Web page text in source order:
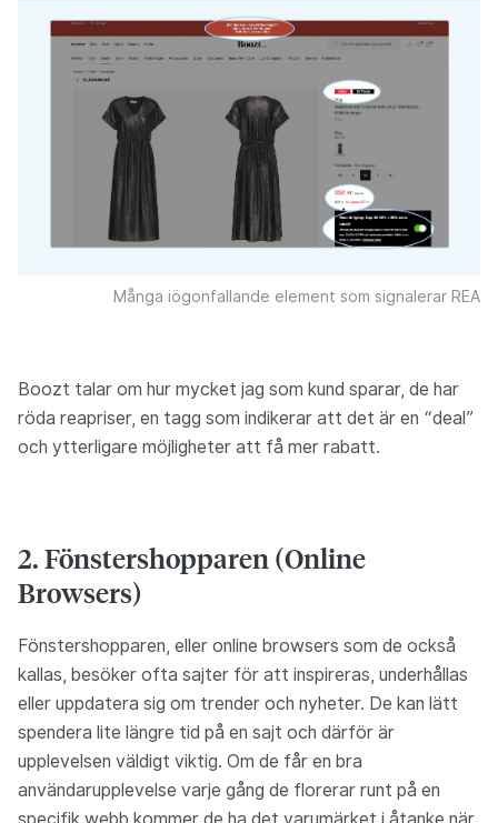
Många iögonfallande element som signalerar REA
Boozt talar om hur mycket jag som kund sparar, de har
röda reapriser, en tagg som indikerar att det är en “deal”
och ytterligare möjligheter att få mer rabatt.
2. Fönstershopparen (Online
Browsers)
Fönstershopparen, eller online browsers som de också
kallas, besöker ofta sajter för att inspireras, underhållas
eller uppdatera sig om trender och nyheter. De kan lätt
spendera lite längre tid på en sajt och därför är
upplevelsen väldigt viktig. Om de får en bra
användarupplevelse varje gång de florerar runt på en